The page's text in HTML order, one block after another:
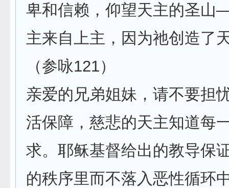
卑和信赖，仰望天主的圣
主来自上主，因为祂创造
（参咏121）
亲爱的兄弟姐妹，请不要担
活保障，慈悲的天主知道每
求。耶稣基督给出的教导保
的秩序里而不落入恶性循环